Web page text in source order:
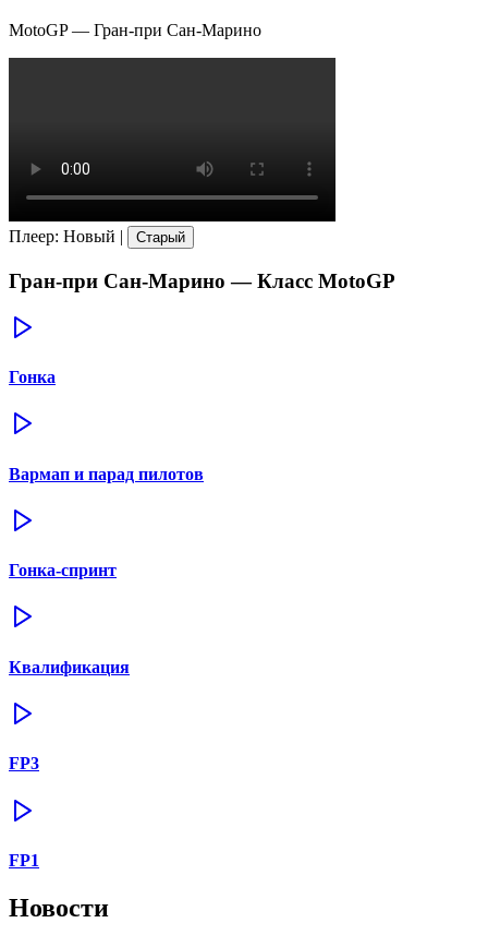
MotoGP— Гран-при Сан-Марино
Плеер: Новый | Старый
Гран-при Сан-Марино — Класс MotoGP
Гонка
Вармап и парад пилотов
Гонка-спринт
Квалификация
FP3
FP1
Новости